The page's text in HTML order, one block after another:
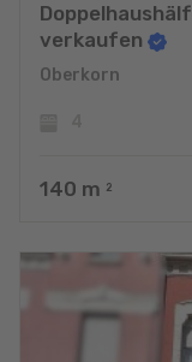
verkaufen
Oberkorn
140 m 2